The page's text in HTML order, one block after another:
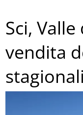
Sci, Valle
vendita